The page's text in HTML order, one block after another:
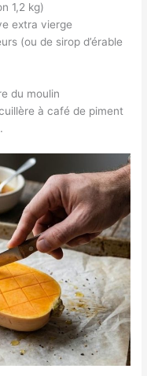
1,2 kg)
extra vierge
(ou de sirop d’érable
du moulin
à café de piment